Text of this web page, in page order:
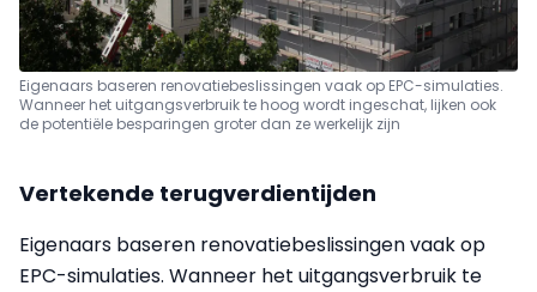
Eigenaars baseren renovatiebeslissingen vaak op EPC-simulaties.
Wanneer het uitgangsverbruik te hoog wordt ingeschat, lijken ook
de potentiële besparingen groter dan ze werkelijk zijn
Vertekende terugverdientijden
Eigenaars baseren renovatiebeslissingen vaak op
EPC-simulaties. Wanneer het uitgangsverbruik te